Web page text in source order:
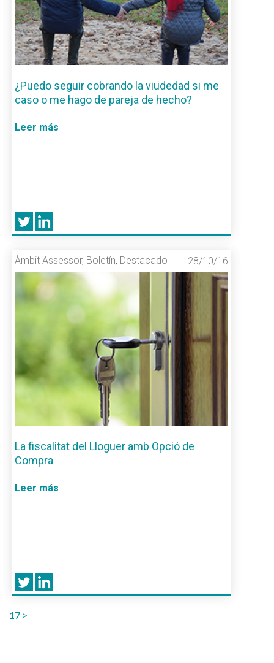
¿Puedo seguir cobrando la viudedad si me
caso o me hago de pareja de hecho?
Leer más
Àmbit Assessor, Boletín, Destacado 28/10/16
La fiscalitat del Lloguer amb Opció de
Compra
Leer más
17 >